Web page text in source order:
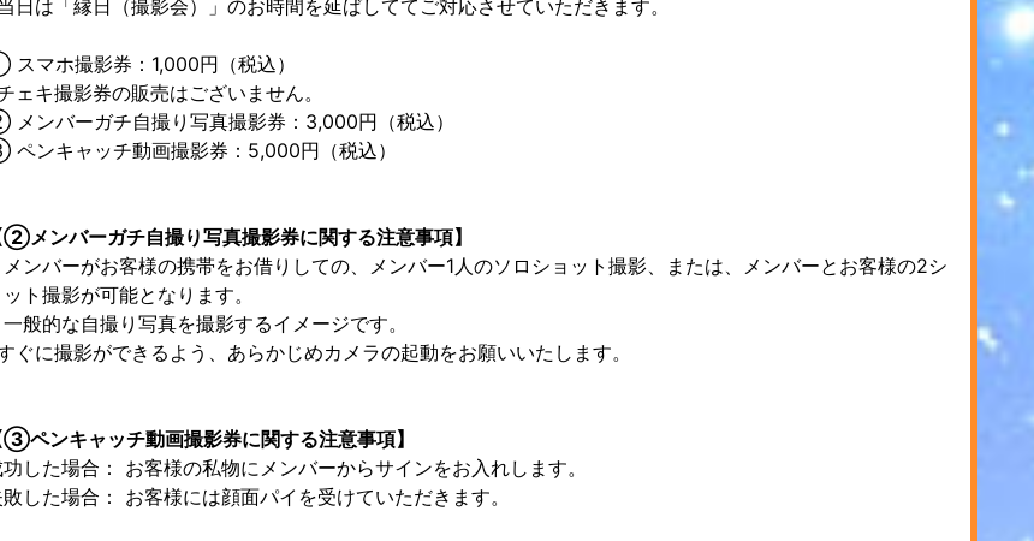
日は「縁日（撮影会）」のお時間を延ばしててご対応させていただきます。
マホ撮影券：1,000円（税込）
ェキ撮影券の販売はございません。
ンバーガチ自撮り写真撮影券：3,000円（税込）
ンキャッチ動画撮影券：5,000円（税込）
②メンバーガチ自撮り写真撮影券に関する注意事項】
メンバーがお客様の携帯をお借りしての、メンバー1人のソロショット撮影、または、メンバーとお客様の2シ
ット撮影が可能となります。
一般的な自撮り写真を撮影するイメージです。
ぐに撮影ができるよう、あらかじめカメラの起動をお願いいたします。
③ペンキャッチ動画撮影券に関する注意事項】
功した場合： お客様の私物にメンバーからサインをお入れします。
敗した場合： お客様には顔面パイを受けていただきます。